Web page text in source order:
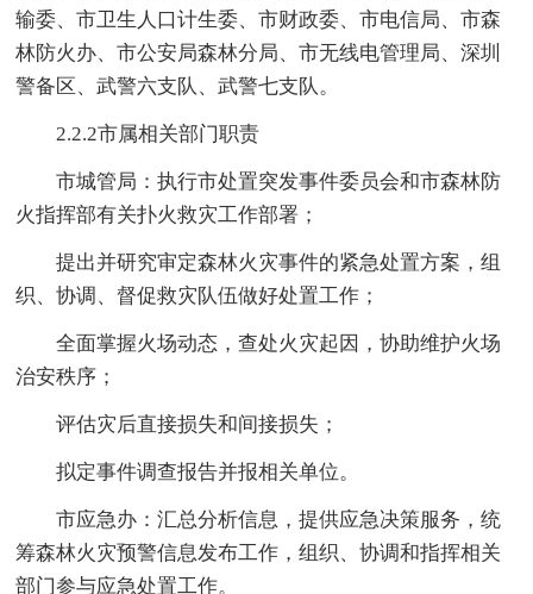
输委、市卫生人口计生委、市财政委、市电信局、市森
林防火办、市公安局森林分局、市无线电管理局、深圳
警备区、武警六支队、武警七支队。
2.2.2市属相关部门职责
市城管局：执行市处置突发事件委员会和市森林防
火指挥部有关扑火救灾工作部署；
提出并研究审定森林火灾事件的紧急处置方案，组
织、协调、督促救灾队伍做好处置工作；
全面掌握火场动态，查处火灾起因，协助维护火场
治安秩序；
评估灾后直接损失和间接损失；
拟定事件调查报告并报相关单位。
市应急办：汇总分析信息，提供应急决策服务，统
筹森林火灾预警信息发布工作，组织、协调和指挥相关
部门参与应急处置工作。